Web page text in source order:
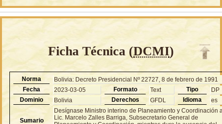
Ficha Técnica (DCMI)
Norma
Bolivia: Decreto Presidencial Nº 22727, 8 de febrero de 1991
Fecha
2023-03-05 Formato Text Tipo
DP
Dominio
Bolivia Derechos GFDL Idioma es
Sumario
Desígnase Ministro interino de Planeamiento y Coordinación
Lic. Marcelo Zalles Barriga, Subsecretario General de